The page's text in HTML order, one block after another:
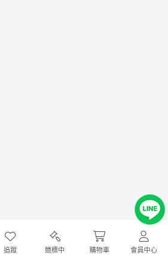
追蹤 競標中 購物車 會員中心